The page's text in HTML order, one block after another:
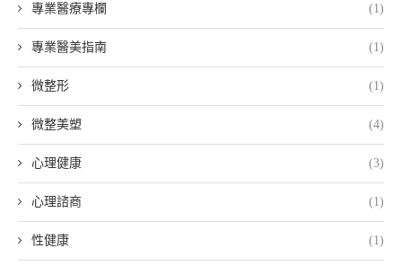
專業醫療專欄 (1)
專業醫美指南 (1)
微整形 (1)
微整美塑 (4)
心理健康 (3)
心理諮商 (1)
性健康 (1)